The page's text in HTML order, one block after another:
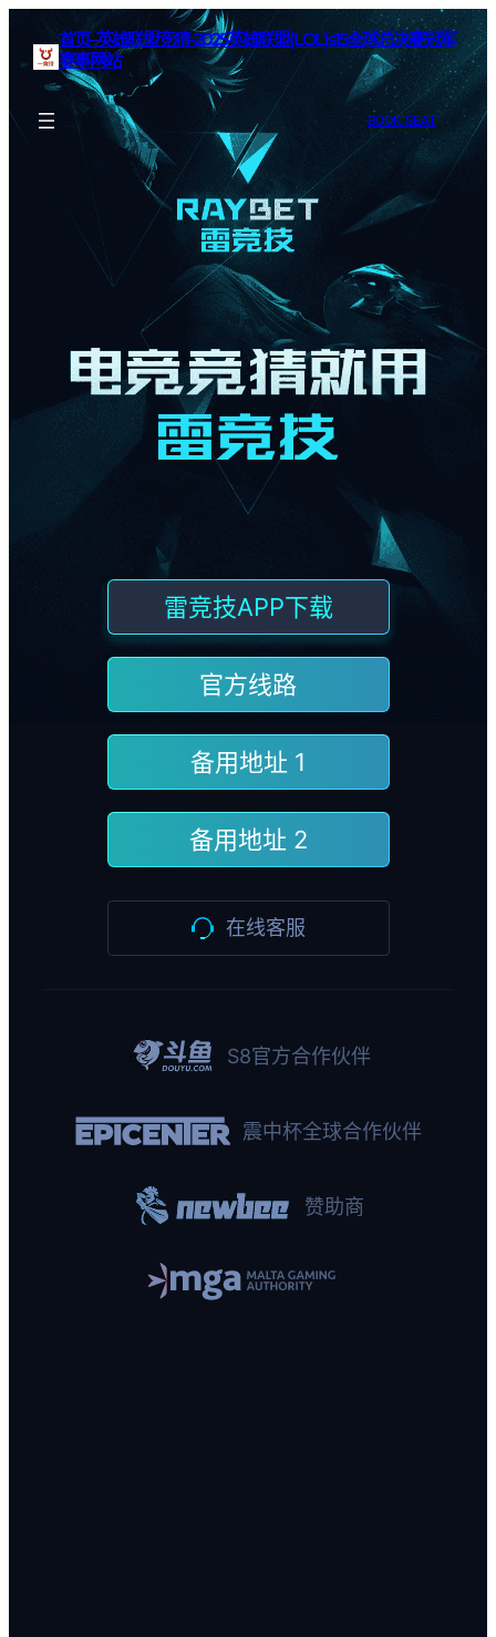
首页–英雄联盟竞猜-2025英雄联盟(LOL)s15全球总决赛冠军
赛事网站
BOOK SEAT